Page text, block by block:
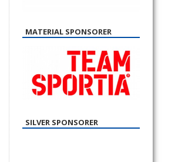
MATERIAL SPONSORER
SILVER SPONSORER